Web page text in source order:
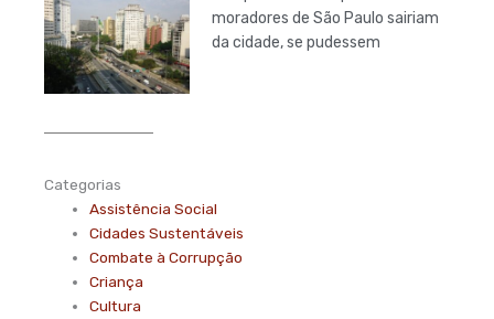
moradores de São Paulo sairiam
da cidade, se pudessem
Categorias
Assistência Social
Cidades Sustentáveis
Combate à Corrupção
Criança
Cultura